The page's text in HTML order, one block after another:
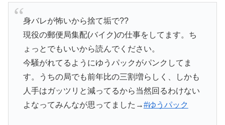
身バレが怖いから捨て垢で??
現役の郵便局集配(バイク)の仕事をしてます。ち
ょっとでもいいから読んでください。
今騒がれてるようにゆうパックがパンクしてま
す。うちの局でも前年比の三割増らしく、しかも
人手はガッツリと減ってるから当然回るわけない
よなってみんなが思ってました→#ゆうパック